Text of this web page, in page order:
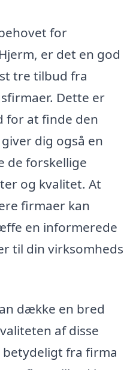
for
er det en god
tre tilbud fra
Dette er
for at finde den
dig også en
de forskellige
og kvalitet. At
firmaer kan
en informerede
til din virksomheds
dække en bred
af disse
fra firma